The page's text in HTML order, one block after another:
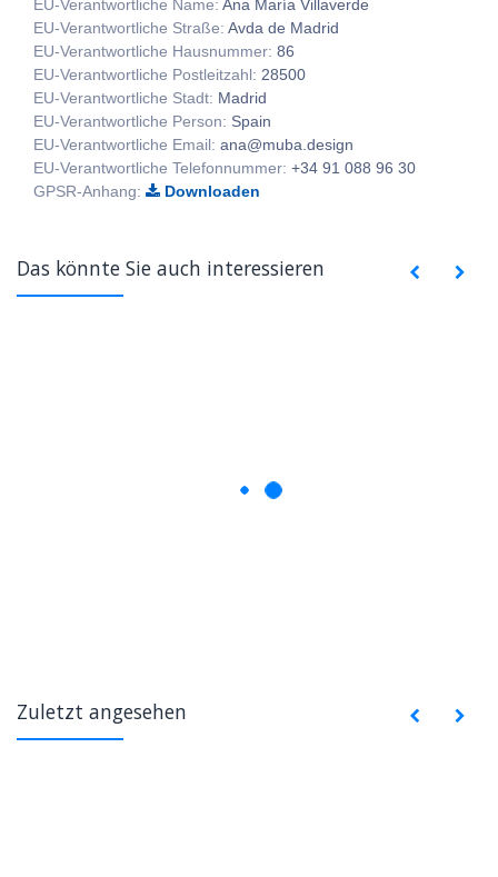
EU-Verantwortliche Name: Ana María Villaverde
EU-Verantwortliche Straße: Avda de Madrid
EU-Verantwortliche Hausnummer: 86
EU-Verantwortliche Postleitzahl: 28500
EU-Verantwortliche Stadt: Madrid
EU-Verantwortliche Person: Spain
EU-Verantwortliche Email: ana@muba.design
EU-Verantwortliche Telefonnummer: +34 91 088 96 30
GPSR-Anhang:
Downloaden
Das könnte Sie auch interessieren
Zuletzt angesehen